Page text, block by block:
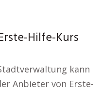
Hilfe-Kurs
kann
Anbieter von Erste-